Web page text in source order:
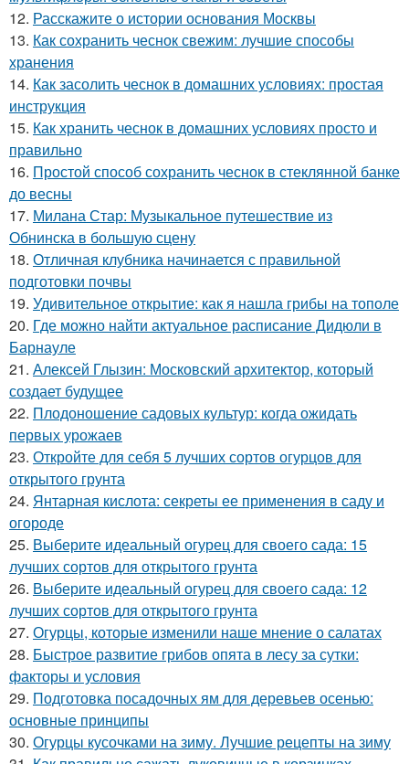
12. Расскажите о истории основания Москвы
13. Как сохранить чеснок свежим: лучшие способы
хранения
14. Как засолить чеснок в домашних условиях: простая
инструкция
15. Как хранить чеснок в домашних условиях просто и
правильно
16. Простой способ сохранить чеснок в стеклянной банке
до весны
17. Милана Стар: Музыкальное путешествие из
Обнинска в большую сцену
18. Отличная клубника начинается с правильной
подготовки почвы
19. Удивительное открытие: как я нашла грибы на тополе
20. Где можно найти актуальное расписание Дидюли в
Барнауле
21. Алексей Глызин: Московский архитектор, который
создает будущее
22. Плодоношение садовых культур: когда ожидать
первых урожаев
23. Откройте для себя 5 лучших сортов огурцов для
открытого грунта
24. Янтарная кислота: секреты ее применения в саду и
огороде
25. Выберите идеальный огурец для своего сада: 15
лучших сортов для открытого грунта
26. Выберите идеальный огурец для своего сада: 12
лучших сортов для открытого грунта
27. Огурцы, которые изменили наше мнение о салатах
28. Быстрое развитие грибов опята в лесу за сутки:
факторы и условия
29. Подготовка посадочных ям для деревьев осенью:
основные принципы
30. Огурцы кусочками на зиму. Лучшие рецепты на зиму